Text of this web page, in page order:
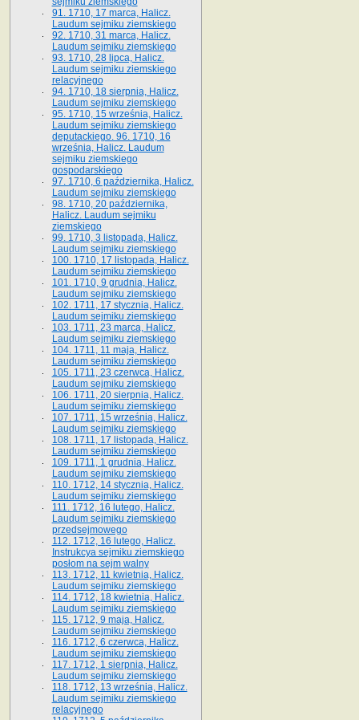
91. 1710, 17 marca, Halicz.
Laudum sejmiku ziemskiego
92. 1710, 31 marca, Halicz.
Laudum sejmiku ziemskiego
93. 1710, 28 lipca, Halicz.
Laudum sejmiku ziemskiego
relacyjnego
94. 1710, 18 sierpnia, Halicz.
Laudum sejmiku ziemskiego
95. 1710, 15 września, Halicz.
Laudum sejmiku ziemskiego
deputackiego. 96. 1710, 16
września, Halicz. Laudum
sejmiku ziemskiego
gospodarskiego
97. 1710, 6 października, Halicz.
Laudum sejmiku ziemskiego
98. 1710, 20 października,
Halicz. Laudum sejmiku
ziemskiego
99. 1710, 3 listopada, Halicz.
Laudum sejmiku ziemskiego
100. 1710, 17 listopada, Halicz.
Laudum sejmiku ziemskiego
101. 1710, 9 grudnia, Halicz.
Laudum sejmiku ziemskiego
102. 1711, 17 stycznia, Halicz.
Laudum sejmiku ziemskiego
103. 1711, 23 marca, Halicz.
Laudum sejmiku ziemskiego
104. 1711, 11 maja, Halicz.
Laudum sejmiku ziemskiego
105. 1711, 23 czerwca, Halicz.
Laudum sejmiku ziemskiego
106. 1711, 20 sierpnia, Halicz.
Laudum sejmiku ziemskiego
107. 1711, 15 września, Halicz.
Laudum sejmiku ziemskiego
108. 1711, 17 listopada, Halicz.
Laudum sejmiku ziemskiego
109. 1711, 1 grudnia, Halicz.
Laudum sejmiku ziemskiego
110. 1712, 14 stycznia, Halicz.
Laudum sejmiku ziemskiego
111. 1712, 16 lutego, Halicz.
Laudum sejmiku ziemskiego
przedsejmowego
112. 1712, 16 lutego, Halicz.
Instrukcya sejmiku ziemskiego
posłom na sejm walny
113. 1712, 11 kwietnia, Halicz.
Laudum sejmiku ziemskiego
114. 1712, 18 kwietnia, Halicz.
Laudum sejmiku ziemskiego
115. 1712, 9 maja, Halicz.
Laudum sejmiku ziemskiego
116. 1712, 6 czerwca, Halicz.
Laudum sejmiku ziemskiego
117. 1712, 1 sierpnia, Halicz.
Laudum sejmiku ziemskiego
118. 1712, 13 września, Halicz.
Laudum sejmiku ziemskiego
relacyjnego